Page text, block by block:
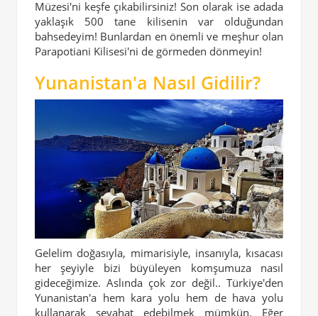
Müzesi'ni keşfe çıkabilirsiniz! Son olarak ise adada
yaklaşık 500 tane kilisenin var olduğundan
bahsedeyim! Bunlardan en önemli ve meşhur olan
Parapotiani Kilisesi'ni de görmeden dönmeyin!
Yunanistan'a Nasıl Gidilir?
Gelelim doğasıyla, mimarisiyle, insanıyla, kısacası
her şeyiyle bizi büyüleyen komşumuza nasıl
gideceğimize. Aslında çok zor değil.. Türkiye'den
Yunanistan'a hem kara yolu hem de hava yolu
kullanarak seyahat edebilmek mümkün. Eğer